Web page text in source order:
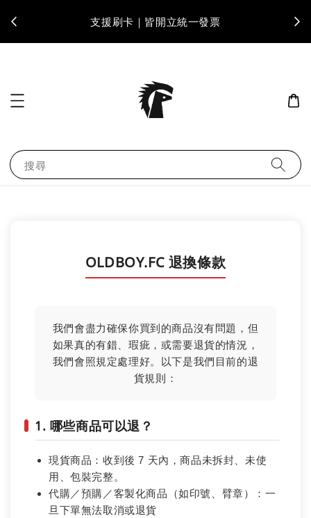
支援刷卡｜皆開立統一發票
搜尋
OLDBOY.FC 退換條款
我們會盡力確保你買到的商品沒有問題，但
如果真的有錯、瑕疵，或需要退貨的情況，
我們會照規定處理好。以下是我們目前的退
貨規則：
1. 哪些商品可以退？
現貨商品：收到後 7 天內，商品未拆封、未使
用、包裝完整。
代購／預購／客製化商品（如印號、臂章）：一
旦下單無法取消或退貨